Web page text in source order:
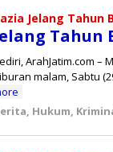
Jelang Tahun
Tahun
ArahJatim.com –
malam, Sabtu
, Hukum,